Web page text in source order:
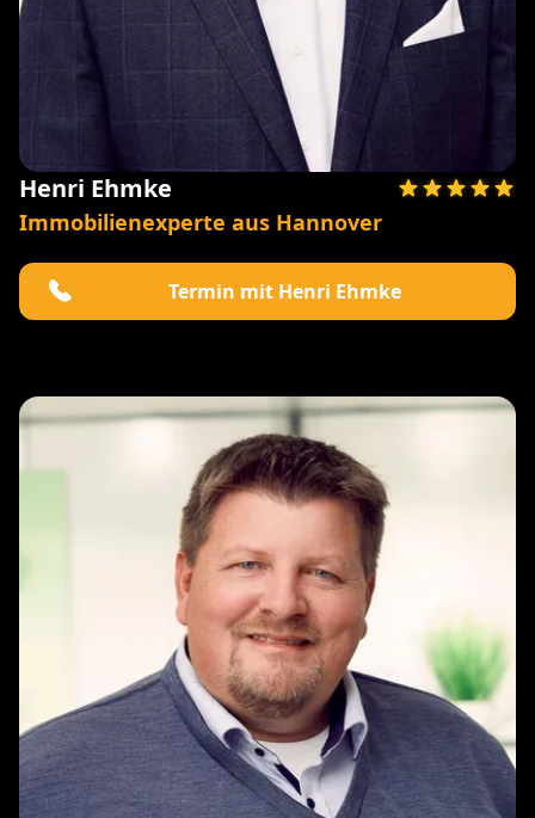
Henri Ehmke
Immobilienexperte aus Hannover
Termin mit Henri Ehmke